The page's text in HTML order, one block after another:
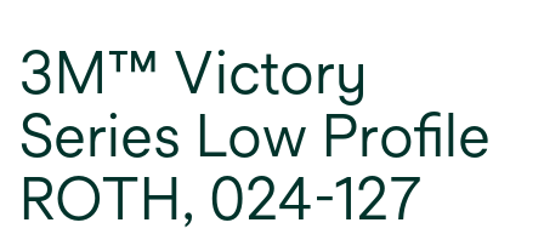
3M™ Victory
Series Low Profile
ROTH, 024-127